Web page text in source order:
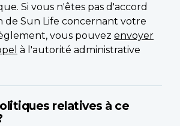
Si vous n'êtes pas d'accord
de Sun Life concernant votre
vous pouvez envoyer
à l'autorité administrative
relatives à ce